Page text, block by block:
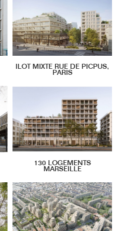
ILOT MIXTE RUE DE PICPUS,
PARIS
130 LOGEMENTS
MARSEILLE